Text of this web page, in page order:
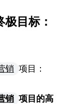
目标：
销 项目：
销 项目的高